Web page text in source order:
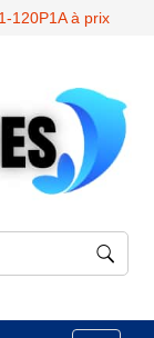
120P1A à prix